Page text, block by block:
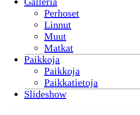
Perhoset
Linnut
Muut
Matkat
Paikkoja
Paikkoja
Paikkatietoja
Slideshow